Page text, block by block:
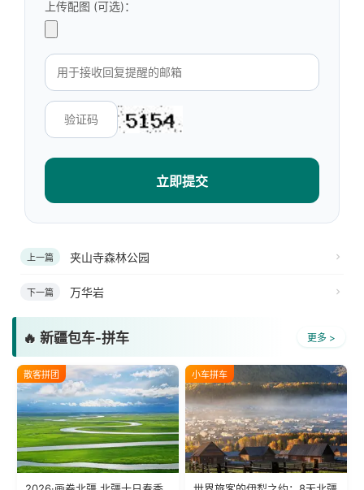
上传配图 (可选)：
立即提交
上一篇 夹山寺森林公园
下一篇 万华岩
🔥 新疆包车-拼车 更多 >
散客拼团 小车拼车